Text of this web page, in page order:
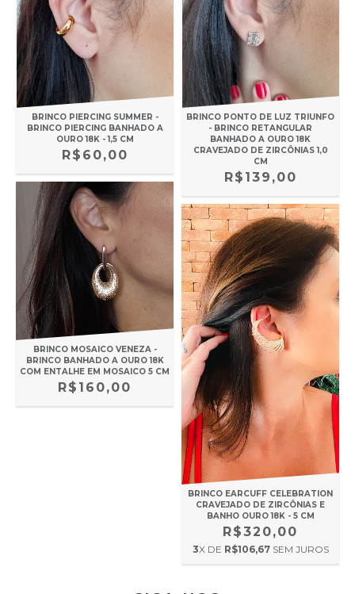
BRINCO PIERCING SUMMER -
BRINCO PIERCING BANHADO A
OURO 18K - 1,5 CM
R$60,00
BRINCO PONTO DE LUZ TRIUNFO
- BRINCO RETANGULAR
BANHADO A OURO 18K
CRAVEJADO DE ZIRCÔNIAS 1,0
CM
R$139,00
BRINCO MOSAICO VENEZA -
BRINCO BANHADO A OURO 18K
COM ENTALHE EM MOSAICO 5 CM
R$160,00
BRINCO EARCUFF CELEBRATION
CRAVEJADO DE ZIRCÔNIAS E
BANHO OURO 18K - 5 CM
R$320,00
3X DE R$106,67SEM JUROS